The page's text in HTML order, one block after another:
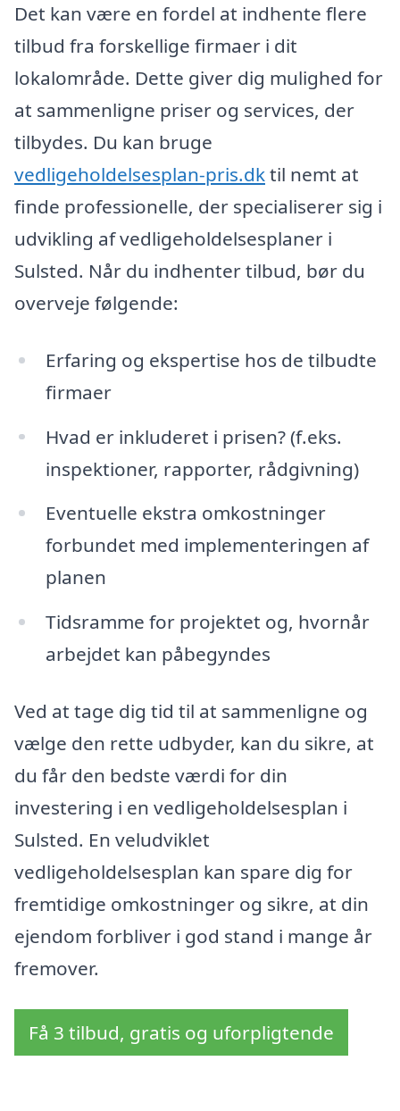
Det kan være en fordel at indhente flere
tilbud fra forskellige firmaer i dit
lokalområde. Dette giver dig mulighed for
at sammenligne priser og services, der
tilbydes. Du kan bruge
vedligeholdelsesplan-pris.dktil nemt at
finde professionelle, der specialiserer sig i
udvikling af vedligeholdelsesplaner i
Sulsted. Når du indhenter tilbud, bør du
overveje følgende:
Erfaring og ekspertise hos de tilbudte
firmaer
Hvad er inkluderet i prisen? (f.eks.
inspektioner, rapporter, rådgivning)
Eventuelle ekstra omkostninger
forbundet med implementeringen af
planen
Tidsramme for projektet og, hvornår
arbejdet kan påbegyndes
Ved at tage dig tid til at sammenligne og
vælge den rette udbyder, kan du sikre, at
du får den bedste værdi for din
investering i en vedligeholdelsesplan i
Sulsted. En veludviklet
vedligeholdelsesplan kan spare dig for
fremtidige omkostninger og sikre, at din
ejendom forbliver i god stand i mange år
fremover.
Få 3 tilbud, gratis og uforpligtende